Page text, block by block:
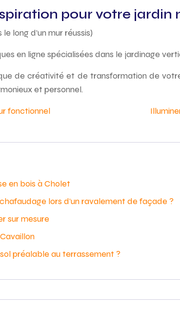
pour votre jardin
long d’un mur réussis)
en ligne spécialisées dans le jardinage
de créativité et de transformation de
et personnel.
fonctionnel
en bois à Cholet
lors d’un ravalement de façade ?
sur mesure
préalable au terrassement ?